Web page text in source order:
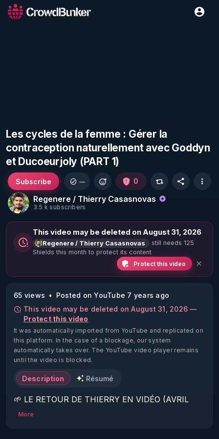
Les cycles de la femme : Gérer la
contraception naturellement avec Goddyn
et Ducoeurjoly (PART 1)
Regenere / Thierry Casasnovas
3.5 k subscribers
Subscribe — 0
This video may be deleted on August 31, 2026
Regenere / Thierry Casasnovas
still needs 125
Shields this month to protect its content
Protect this video
65 views
Posted on YouTube 7 years ago
This video may be deleted on August 31, 2026 —
Protect this video
It was automatically imported from YouTube and replicated on
this platform. In the case of a blockage, our system
automatically takes over. The YouTube video player remains
until the video is blocked.
Description Résumé
🌱 LE RETOUR DE THIERRY EN VIDÉO (AVRIL
2022)!
More